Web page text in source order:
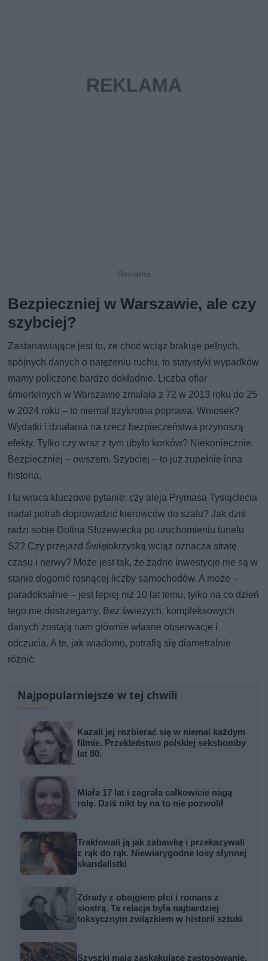
Bezpieczniej w Warszawie, ale czy
szybciej?
Zastanawiające jest to, że choć wciąż brakuje pełnych,
spójnych danych o natężeniu ruchu, to statystyki wypadków
mamy policzone bardzo dokładnie. Liczba ofiar
śmiertelnych w Warszawie zmalała z 72 w 2013 roku do 25
w 2024 roku – to niemal trzykrotna poprawa. Wniosek?
Wydatki i działania na rzecz bezpieczeństwa przynoszą
efekty. Tylko czy wraz z tym ubyło korków? Niekoniecznie.
Bezpieczniej – owszem. Szybciej – to już zupełnie inna
historia.
I tu wraca kluczowe pytanie: czy aleja Prymasa Tysiąclecia
nadal potrafi doprowadzić kierowców do szału? Jak dziś
radzi sobie Dolina Służewiecka po uruchomieniu tunelu
S2? Czy przejazd Świętokrzyską wciąż oznacza stratę
czasu i nerwy? Może jest tak, że żadne inwestycje nie są w
stanie dogonić rosnącej liczby samochodów. A może –
paradoksalnie – jest lepiej niż 10 lat temu, tylko na co dzień
tego nie dostrzegamy. Bez świeżych, kompleksowych
danych zostają nam głównie własne obserwacje i
odczucia. A te, jak wiadomo, potrafią się diametralnie
różnić.
Najpopularniejsze w tej chwili
Kazali jej rozbierać się w niemal każdym
filmie. Przekleństwo polskiej seksbomby
lat 80.
Miała 17 lat i zagrała całkowicie nagą
rolę. Dziś nikt by na to nie pozwolił
Traktowali ją jak zabawkę i przekazywali
z rąk do rąk. Niewiarygodne losy słynnej
skandalistki
Zdrady z obojgiem płci i romans z
siostrą. Ta relacja była najbardziej
toksycznym związkiem w historii sztuki
Szyszki mają zaskakujące zastosowanie.